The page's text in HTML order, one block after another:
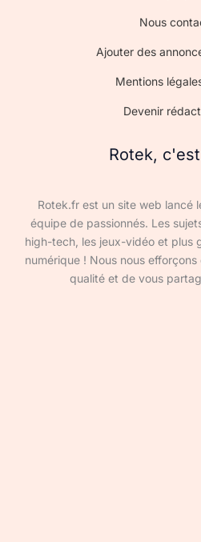
Nous
Ajouter des
Mentions
Devenir
Rotek,
Rotek.fr est un site web lancé
équipe de passionnés. Les
high-tech, les jeux-vidéo et plus
numérique ! Nous nous
qualité et de vous